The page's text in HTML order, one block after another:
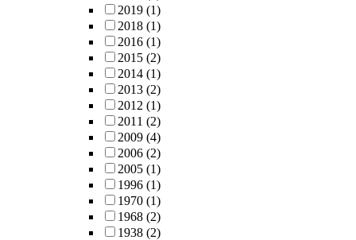
2019 (1)
2018 (1)
2016 (1)
2015 (2)
2014 (1)
2013 (2)
2012 (1)
2011 (2)
2009 (4)
2006 (2)
2005 (1)
1996 (1)
1970 (1)
1968 (2)
1938 (2)